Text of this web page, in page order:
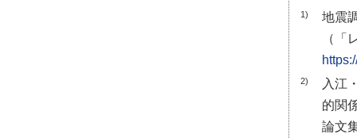
1)
地震
（「
2)
入江
的関
論文